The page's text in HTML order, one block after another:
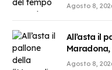
Agosto 8,
All’asta il
Agosto 8,